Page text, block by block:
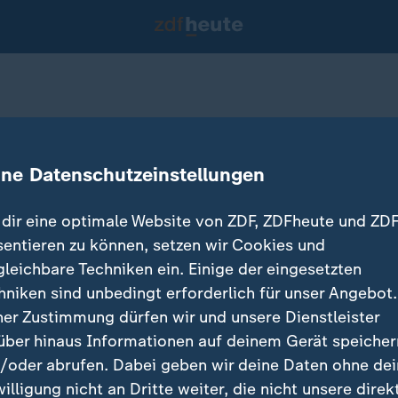
der Stadt auf kleinem Raum eine grüne Oase
Wewers besucht ein Projekt zur
das Grün auf Balkon oder Terrasse holt.
Datenschutzeinstellungen
eine optimale Website von ZDF, ZDFheute und
zu können, setzen wir Cookies und
Techniken ein. Einige der eingesetzten
sind unbedingt erforderlich für unser
Zustimmung dürfen wir und unsere Dienstleister
hinaus Informationen auf deinem Gerät
oder abrufen. Dabei geben wir deine Daten ohne
nicht an Dritte weiter, die nicht unsere